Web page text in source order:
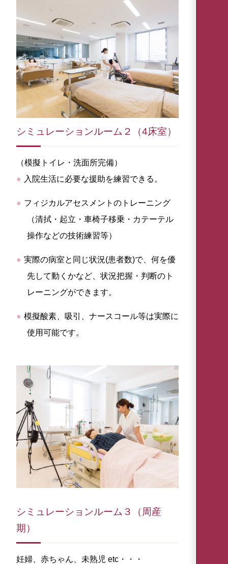
シミュレーションルーム２（4床室）
（模擬トイレ・洗面所完備）
入院生活に必要な援助を練習できる。
フィジカルアセスメントのトレーニング
（清拭・起立・車椅子移乗・カテーテル
操作などの技術練習等）
実際の病室と同じ状況(患者数)で、何を優
先して動くかなど、状況把握・判断のト
レーニングができます。
模擬酸素、吸引、ナースコール等は実際に
使用可能です。
シミュレーションルーム３（周産
期）
妊婦、赤ちゃん、未熟児 etc・・・